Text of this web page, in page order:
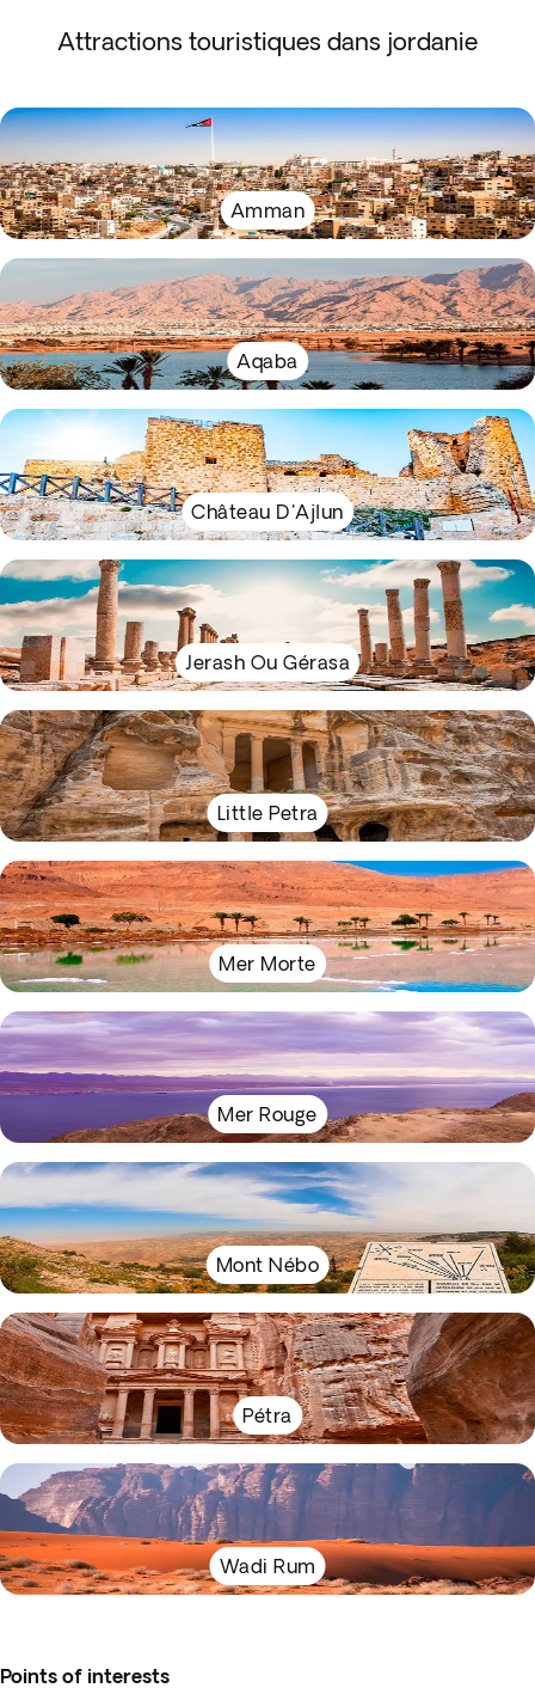
Attractions touristiques dans jordanie
Amman
Aqaba
Château D'Ajlun
Jerash Ou Gérasa
Little Petra
Mer Morte
Mer Rouge
Mont Nébo
Pétra
Wadi Rum
Points of interests